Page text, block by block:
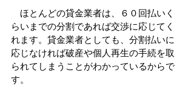
ほとんどの貸金業者は、６０回払いく
らいまでの分割であれば交渉に応じてく
れます。貸金業者としても、分割払いに
応じなければ破産や個人再生の手続を取
られてしまうことがわかっているからで
す。